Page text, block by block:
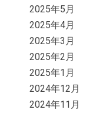
2025年5月
2025年4月
2025年3月
2025年2月
2025年1月
2024年12月
2024年11月